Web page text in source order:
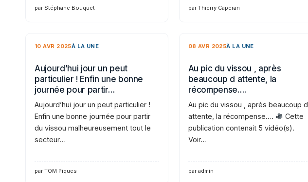
par Stéphane Bouquet par Thierry Caperan
10 AVR 2025À LA UNE
Aujourd’hui jour un peut
particulier ! Enfin une bonne
journée pour partir…
Aujourd’hui jour un peut particulier !
Enfin une bonne journée pour partir
du vissou malheureusement tout le
secteur…
par TOM Piques
08 AVR 2025À LA UNE
Au pic du vissou , après
beaucoup d attente, la
récompense….
Au pic du vissou , après beaucoup d
attente, la récompense….
Cette
publication contenait 5 vidéo(s).
Voir…
par admin